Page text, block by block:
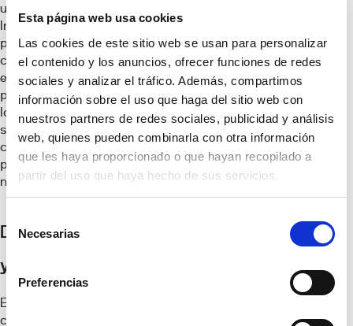
Esta página web usa cookies
Las cookies de este sitio web se usan para personalizar
el contenido y los anuncios, ofrecer funciones de redes
sociales y analizar el tráfico. Además, compartimos
información sobre el uso que haga del sitio web con
nuestros partners de redes sociales, publicidad y análisis
web, quienes pueden combinarla con otra información
que les haya proporcionado o que hayan recopilado a
partir del uso que haya hecho de sus servicios.
de Necesarias
Preferencias
universidad austríaca de
Innsbruck. Este modelo
permite lograr viviendas
con un consumo
energético
prácticamente nulo, por
lo que siempre deberían
ser una opción a
considerar si estás
pensando en construir tu
nueva casa desde cero.
Diseños flexibles
y multifuncionales
En el interior, el “open
concept” continuará